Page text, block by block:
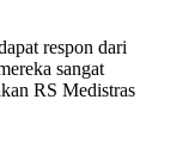
respon dari
sangat
RS Medistras